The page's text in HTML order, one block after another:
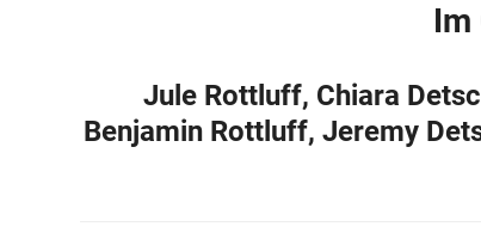
Im
Jule Rottluff, Chiara
Benjamin Rottluff, Jeremy